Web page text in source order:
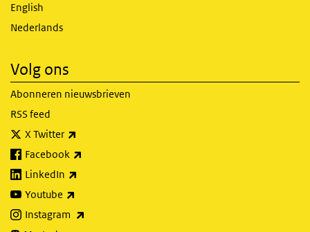
English
Nederlands
Volg ons
Abonneren nieuwsbrieven
RSS feed
X Twitter
Facebook
LinkedIn
Youtube
Instagram